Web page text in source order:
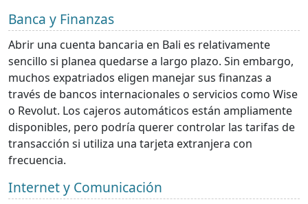
Banca y Finanzas
Abrir una cuenta bancaria en Bali es relativamente
sencillo si planea quedarse a largo plazo. Sin embargo,
muchos expatriados eligen manejar sus finanzas a
través de bancos internacionales o servicios como Wise
o Revolut. Los cajeros automáticos están ampliamente
disponibles, pero podría querer controlar las tarifas de
transacción si utiliza una tarjeta extranjera con
frecuencia.
Internet y Comunicación